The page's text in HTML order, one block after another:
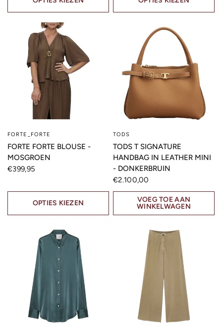
SNELLE KIJK
FORTE_FORTE
FORTE FORTE BLOUSE -
MOSGROEN
€399,95
OPTIES KIEZEN
TODS
TODS T SIGNATURE
HANDBAG IN LEATHER MINI
- DONKERBRUIN
€2.100,00
VOEG TOE AAN
WINKELWAGEN